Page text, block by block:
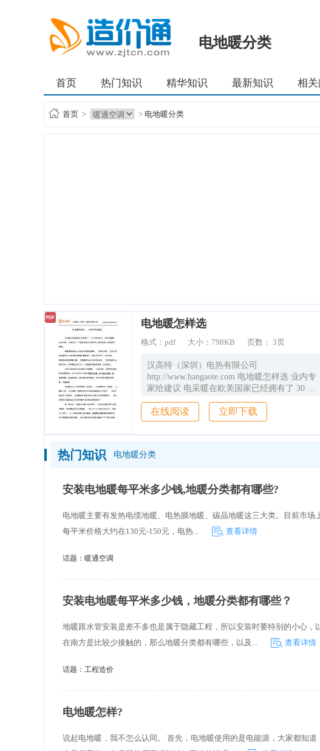
造价通
电地暖分类
首页 热门知识 精华知识 最新知识 相
首页 > > 电地暖分类
电地暖怎样选
格式： pdf 大小： 798KB 页数： 3页
汉高特（深圳）电热有限公司
http://www.hangaote.com 电地暖怎样选 业内专
家给建议 电采暖在欧美国家已经拥有了 30 多
年的历史，其环保健康、 安全可靠、方便灵
活、节能耐用等众多优势早已得到欧美人的喜
爱和 推崇。 随着我国推进北方地区冬季清洁
取暖， 尤其去年底，习总书记 作出推进北方
电则电， 加快提高清洁供暖比重。 电供暖市
眼，无所适从。 市面上比较常见的有直热式
设备，远红外发热产品有石墨烯电热膜、纳米
碳电热膜、碳 晶电热膜、硅晶电热板、碳纤
维发热电缆等。另外还有如金属发热电 缆、
在线阅读 立即下载
热门知识 电地暖分类
安装电地暖每平米多少钱,地暖分类都有哪些?
电地暖主要有发热电缆地暖、电热膜地暖、碳晶地暖这三大类。目前市
每平米价格大约在130元-150元，电热...
查看详情
话题： 暖通空调
安装电地暖每平米多少钱，地暖分类都有哪些？
地暖跟水管安装是差不多也是属于隐藏工程，所以安装时要特别的小心
在南方是比较少接触的，那么地暖分类都有哪些，以及...
查看详情
话题： 工程造价
电地暖怎样?
说起电地暖，我不怎么认同。 首先，电地暖使用的是电能源，大家都知